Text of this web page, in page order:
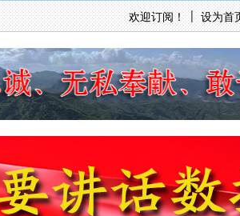
欢迎订阅！ 设为首